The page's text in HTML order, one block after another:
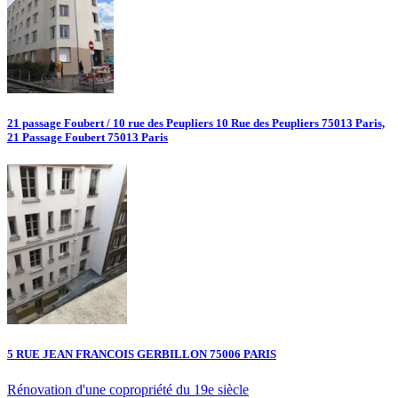
21 passage Foubert / 10 rue des Peupliers 10 Rue des Peupliers 75013 Paris,
21 Passage Foubert 75013 Paris
5 RUE JEAN FRANCOIS GERBILLON 75006 PARIS
Rénovation d'une copropriété du 19e siècle